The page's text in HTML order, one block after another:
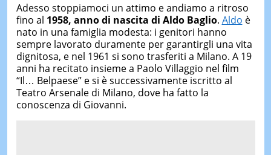
Adesso stoppiamoci un attimo e andiamo a ritroso
fino al 1958, anno di nascita di Aldo Baglio. Aldo è
nato in una famiglia modesta: i genitori hanno
sempre lavorato duramente per garantirgli una vita
dignitosa, e nel 1961 si sono trasferiti a Milano. A 19
anni ha recitato insieme a Paolo Villaggio nel film
“Il… Belpaese” e si è successivamente iscritto al
Teatro Arsenale di Milano, dove ha fatto la
conoscenza di Giovanni.